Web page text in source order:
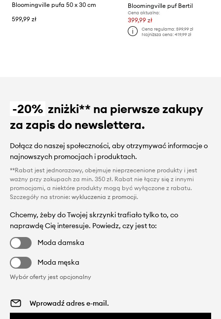
Bloomingville pufa 50 x 30 cm
599,99 zł
Bloomingville puf Bertil
Cena aktualna:
399,99 zł
Cena regularna: 599,99 zł
Najniższa cena: 419,99 zł
-20% zniżki** na pierwsze zakupy
za zapis do newslettera.
Dołącz do naszej społeczności, aby otrzymywać informacje o
najnowszych promocjach i produktach.
**Rabat jest jednorazowy, obejmuje nieprzecenione produkty i jest
ważny przy zakupach za min. 350 zł. Rabat nie łączy się z innymi
promocjami, a niektóre produkty mogą być wyłączone z rabatu.
Szczegóły na stronie: wykluczenia z promocji.
Chcemy, żeby do Twojej skrzynki trafiało tylko to, co
naprawdę Cię interesuje. Powiedz, czy jest to:
Moda damska
Moda męska
Wybór oferty jest opcjonalny